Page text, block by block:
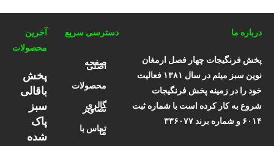
درباره ما
پخش فرنگیجات چهار فصل ارمغان
نوین سبز میثم در سال ۱۳۸۱ فعالیت
خود را در زمینه پخش فرنگیجات
شروع به کار کرده است با شماره ثبت
۶۰۱۴ و شماره برند ۳۳۶۰۷۷
دسترسی سریع
صفحه
اصلی
محصولات
گالری
تصاویر
تماس با
ما
آخرین
محصولات
پخش
باقالی
سبز
پاک
شده